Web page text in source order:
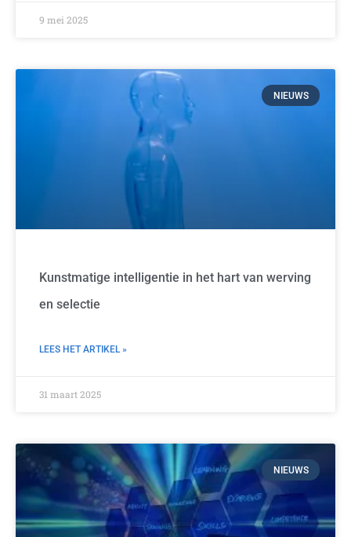
9 mei 2025
NIEUWS
Kunstmatige intelligentie in het hart van werving
en selectie
LEES HET ARTIKEL »
31 maart 2025
NIEUWS